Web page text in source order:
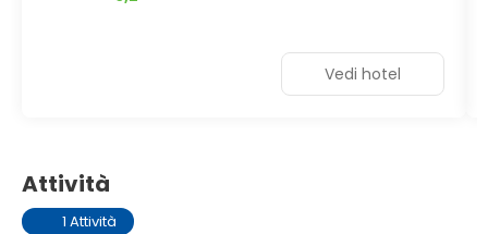
Vedi hotel
Attività
1 Attività